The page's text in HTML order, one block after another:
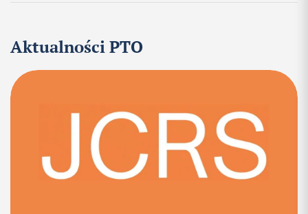
Aktualności PTO